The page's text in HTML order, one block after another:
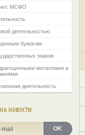
МСФО
деятельностью
бумагам
знаков
металлами и
деятельность
НОВОСТИ
OK